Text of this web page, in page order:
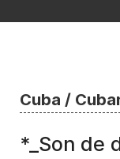
Cuba /
*_Son de